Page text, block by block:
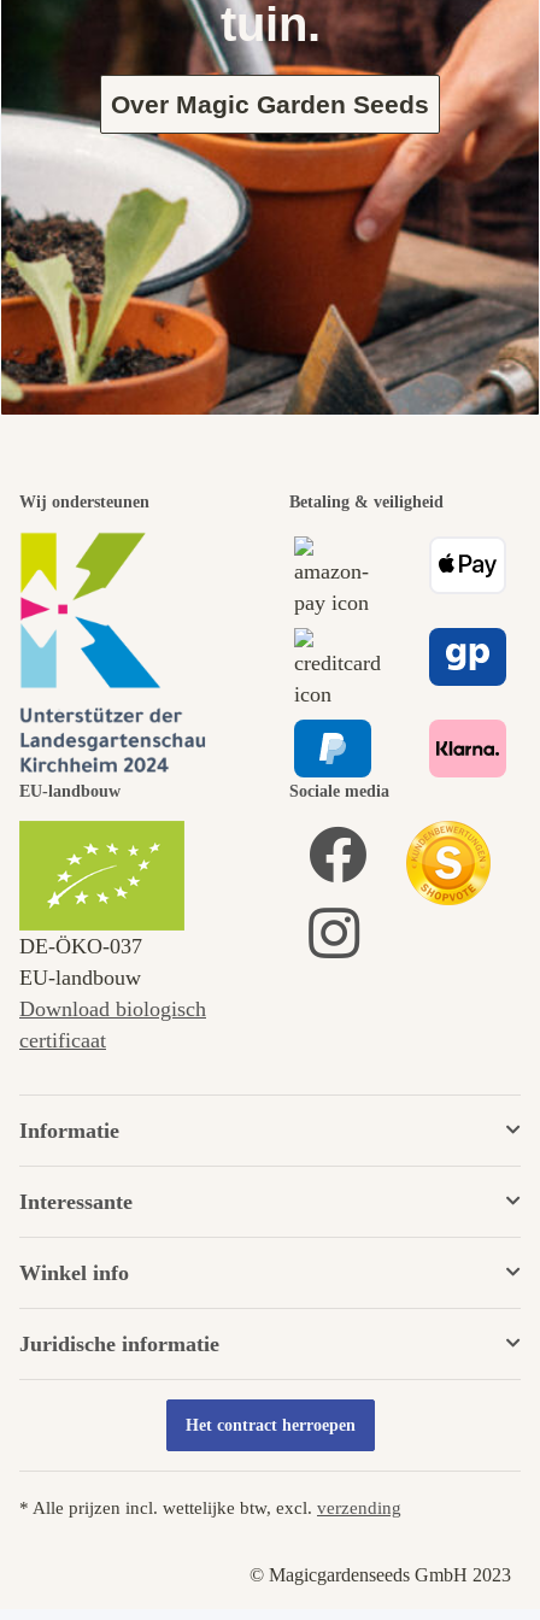
tuin.
Over Magic Garden Seeds
Wij ondersteunen Betaling & veiligheid
EU-landbouw
DE‑ÖKO‑037
EU-landbouw
Download biologisch
certificaat
Sociale media
Informatie
Interessante
Winkel info
Juridische informatie
Het contract herroepen
* Alle prijzen incl. wettelijke btw, excl. verzending
© Magicgardenseeds GmbH 2023